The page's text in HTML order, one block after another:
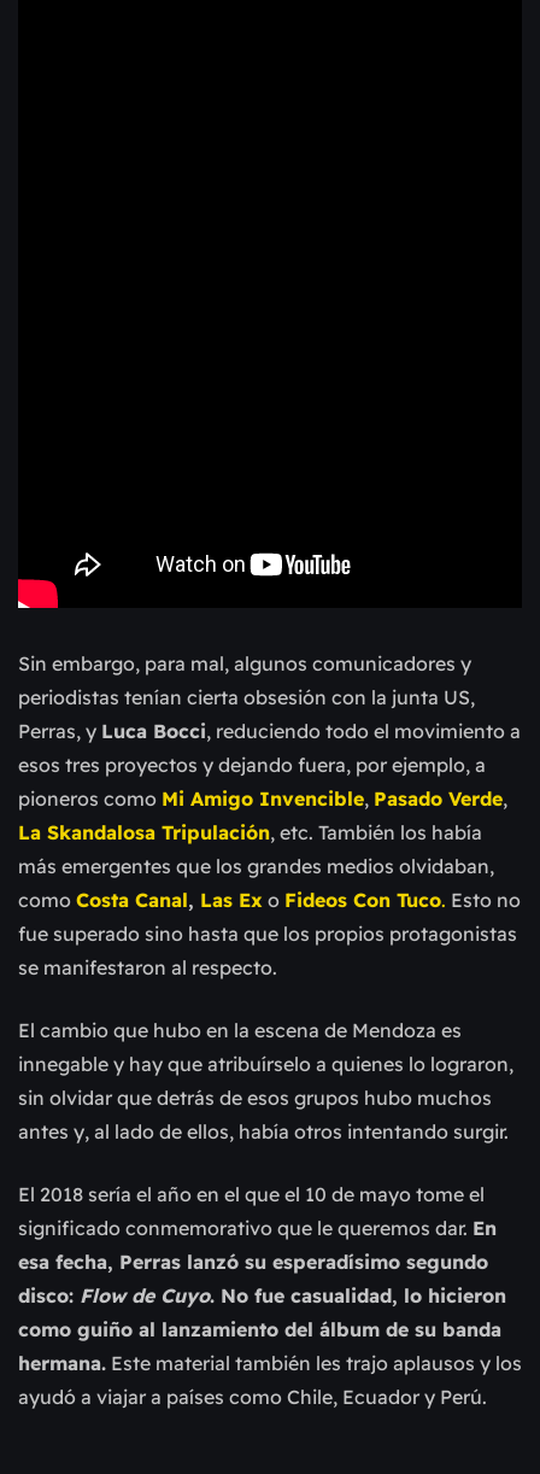
Sin embargo, para mal, algunos comunicadores y
periodistas tenían cierta obsesión con la junta US,
Perras, y Luca Bocci, reduciendo todo el movimiento a
esos tres proyectos y dejando fuera, por ejemplo, a
pioneros como Mi Amigo Invencible, Pasado Verde,
La Skandalosa Tripulación, etc. También los había
más emergentes que los grandes medios olvidaban,
como Costa Canal, Las Ex o Fideos Con Tuco. Esto no
fue superado sino hasta que los propios protagonistas
se manifestaron al respecto.
El cambio que hubo en la escena de Mendoza es
innegable y hay que atribuírselo a quienes lo lograron,
sin olvidar que detrás de esos grupos hubo muchos
antes y, al lado de ellos, había otros intentando surgir.
El 2018 sería el año en el que el 10 de mayo tome el
significado conmemorativo que le queremos dar. En
esa fecha, Perras lanzó su esperadísimo segundo
disco: Flow de Cuyo. No fue casualidad, lo hicieron
como guiño al lanzamiento del álbum de su banda
hermana. Este material también les trajo aplausos y los
ayudó a viajar a países como Chile, Ecuador y Perú.